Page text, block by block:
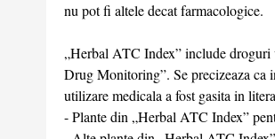
nu pot fi altele decat farmacologice.
„Herbal ATC Index” include droguri
Drug Monitoring”. Se precizeaza ca
utilizare medicala a fost gasita in
- Plante din „Herbal ATC Index”